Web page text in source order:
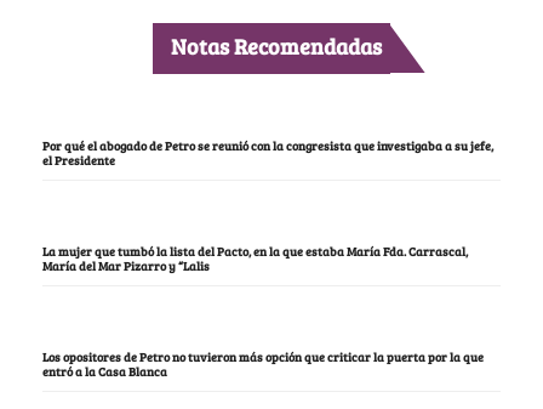
Notas Recomendadas
Por qué el abogado de Petro se reunió con la congresista que investigaba a su jefe,
el Presidente
La mujer que tumbó la lista del Pacto, en la que estaba María Fda. Carrascal,
María del Mar Pizarro y “Lalis
Los opositores de Petro no tuvieron más opción que criticar la puerta por la que
entró a la Casa Blanca